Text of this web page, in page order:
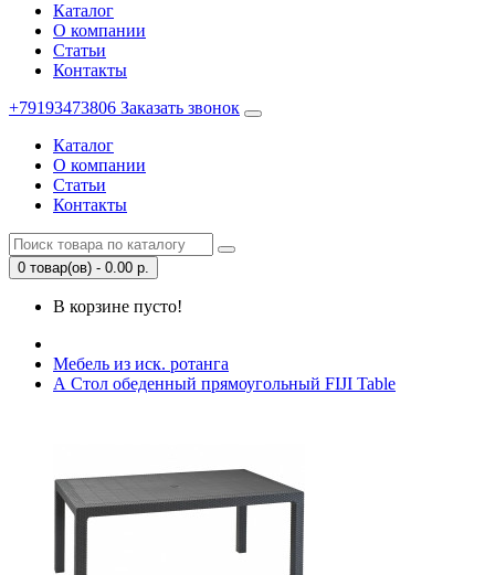
Каталог
О компании
Статьи
Контакты
+79193473806 Заказать звонок
Каталог
О компании
Статьи
Контакты
0 товар(ов) - 0.00 р.
В корзине пусто!
Мебель из иск. ротанга
А Стол обеденный прямоугольный FIJI Table